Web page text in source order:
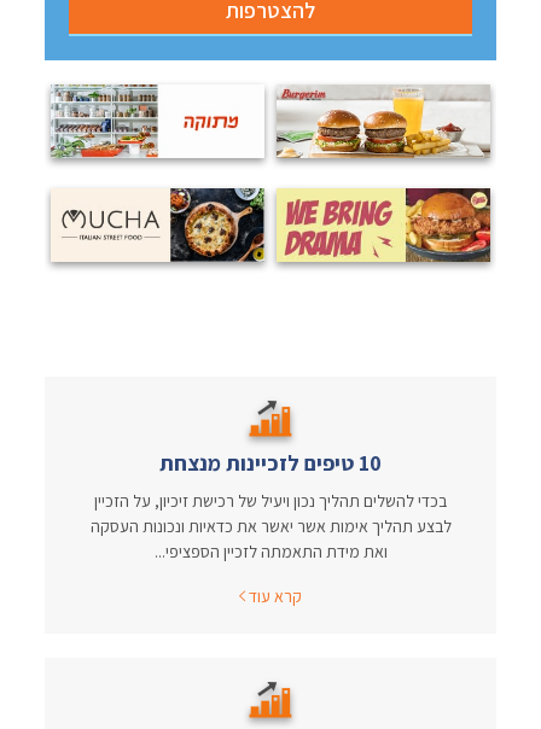
10 טיפים לזכיינות מנצחת
בכדי להשלים תהליך נכון ויעיל של רכישת זיכיון, על הזכיין
לבצע תהליך אימות אשר יאשר את כדאיות ונכונות העסקה
ואת מידת התאמתה לזכיין הספציפי...
קרא עוד